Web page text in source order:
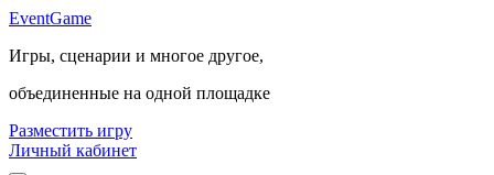
EventGame
Игры, сценарии и многое другое,
объединенные на одной площадке
Разместить игру
Личный кабинет